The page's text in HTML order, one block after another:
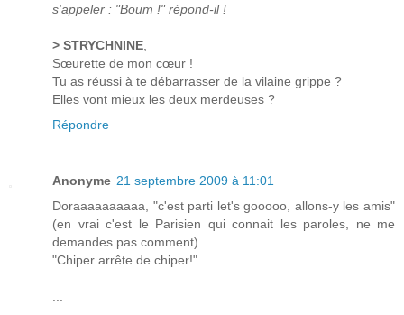
s'appeler : "Boum !" répond-il !
> STRYCHNINE,
Sœurette de mon cœur !
Tu as réussi à te débarrasser de la vilaine grippe ?
Elles vont mieux les deux merdeuses ?
Répondre
Anonyme 21 septembre 2009 à 11:01
Doraaaaaaaaaa, "c'est parti let's gooooo, allons-y les amis"
(en vrai c'est le Parisien qui connait les paroles, ne me
demandes pas comment)...
"Chiper arrête de chiper!"
...